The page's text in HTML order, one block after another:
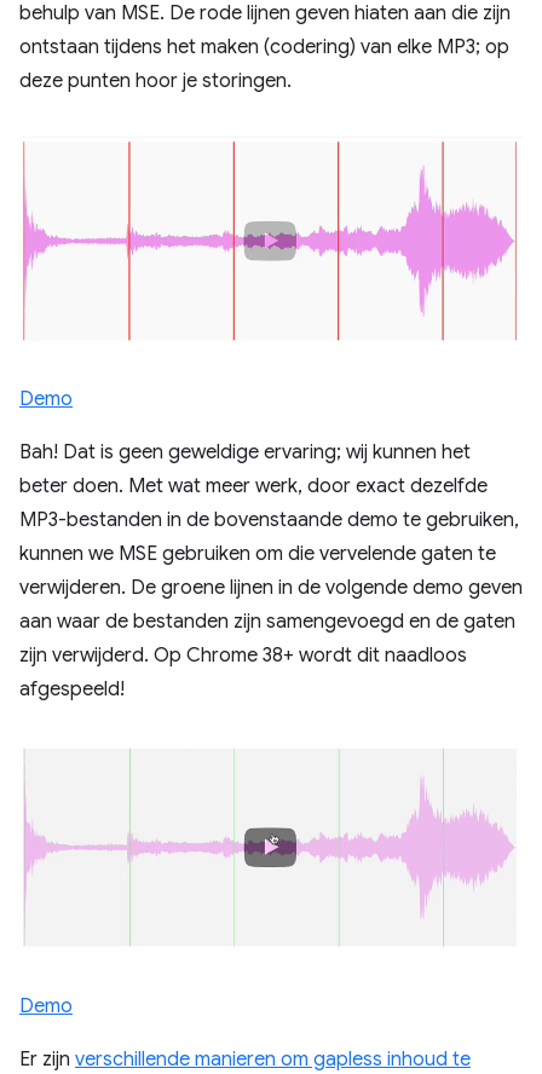
behulp van MSE. De rode lijnen geven hiaten aan die zijn
ontstaan ​​tijdens het maken (codering) van elke MP3; op
deze punten hoor je storingen.
Demo
Bah! Dat is geen geweldige ervaring; wij kunnen het
beter doen. Met wat meer werk, door exact dezelfde
MP3-bestanden in de bovenstaande demo te gebruiken,
kunnen we MSE gebruiken om die vervelende gaten te
verwijderen. De groene lijnen in de volgende demo geven
aan waar de bestanden zijn samengevoegd en de gaten
zijn verwijderd. Op Chrome 38+ wordt dit naadloos
afgespeeld!
Demo
Er zijn verschillende manieren om gapless inhoud te